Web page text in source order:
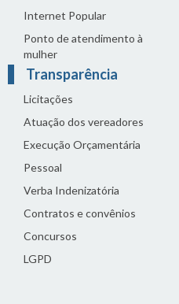
Internet Popular
Ponto de atendimento à
mulher
Transparência
Licitações
Atuação dos vereadores
Execução Orçamentária
Pessoal
Verba Indenizatória
Contratos e convênios
Concursos
LGPD